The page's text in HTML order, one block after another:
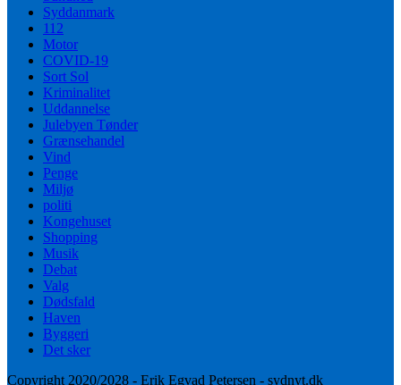
Syddanmark
112
Motor
COVID-19
Sort Sol
Kriminalitet
Uddannelse
Julebyen Tønder
Grænsehandel
Vind
Penge
Miljø
politi
Kongehuset
Shopping
Musik
Debat
Valg
Dødsfald
Haven
Byggeri
Det sker
Copyright 2020/2028 - Erik Egvad Petersen - sydnyt.dk